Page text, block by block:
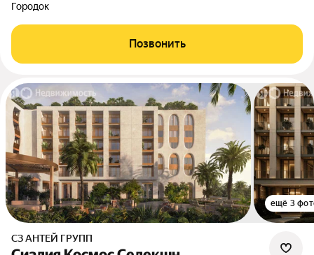
Городок
Позвонить
ещё 3
СЗ АНТЕЙ ГРУПП